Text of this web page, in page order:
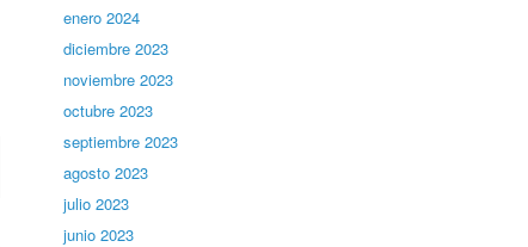
enero 2024
diciembre 2023
noviembre 2023
octubre 2023
septiembre 2023
agosto 2023
julio 2023
junio 2023